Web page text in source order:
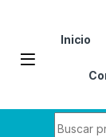
Inicio